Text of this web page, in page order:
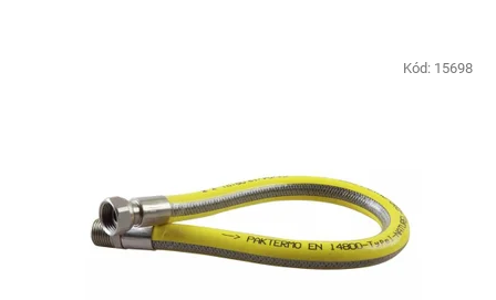
Kód: 15698